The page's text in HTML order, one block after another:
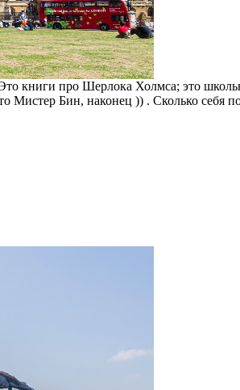
книги про Шерлока Холмса; это
Бин, наконец )) . Сколько себя